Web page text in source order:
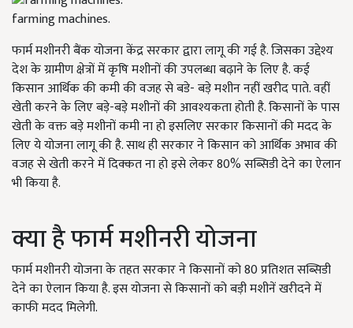
farming machines.
फार्म मशीनरी बैंक योजना केंद्र सरकार द्वारा लागू की गई है. जिसका उद्देश्य
देश के ग्रामीण क्षेत्रों में कृषि मशीनों की उपलब्धा बढ़ाने के लिए है. कई
किसान आर्थिक की कमी की वजह से बडे- बड़े मशीन नहीं खरीद पाते. वहीं
खेती करने के लिए बड़े-बड़े मशीनों की आवश्यकता होती है. किसानों के पास
खेती के वक्त बड़े मशीनों कमी ना हो इसलिए सरकार किसानों की मदद के
लिए ये योजना लागू की है. साथ ही सरकार ने किसान को आर्थिक अभाव की
वजह से खेती करने में दिक्कत ना हो इसे लेकर 80% सब्सिडी देने का ऐलान
भी किया है.
क्या है फार्म मशीनरी योजना
फार्म मशीनरी योजना के तहत सरकार ने किसानों को 80 प्रतिशत सब्सिडी
देने का ऐलान किया है. इस योजना से किसानों को बड़ी मशीनें खरीदने में
काफी मदद मिलेगी.